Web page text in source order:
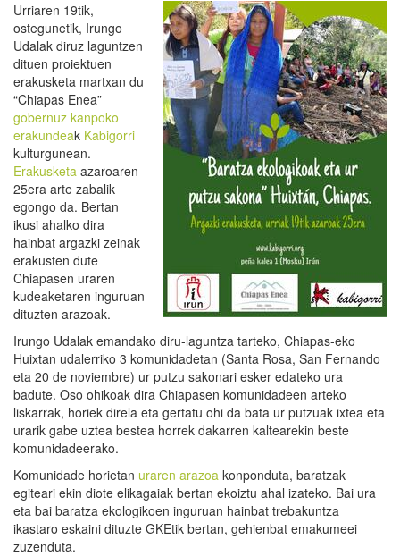
Urriaren 19tik,
ostegunetik, Irungo
Udalak diruz laguntzen
dituen proiektuen
erakusketa martxan du
“Chiapas Enea”
gobernuz kanpoko
erakundeak Kabigorri
kulturgunean.
Erakusketa azaroaren
25era arte zabalik
egongo da. Bertan
ikusi ahalko dira
hainbat argazki zeinak
erakusten dute
Chiapasen uraren
kudeaketaren inguruan
dituzten arazoak.
Irungo Udalak emandako diru-laguntza tarteko, Chiapas-eko
Huixtan udalerriko 3 komunidadetan (Santa Rosa, San Fernando
eta 20 de noviembre) ur putzu sakonari esker edateko ura
badute. Oso ohikoak dira Chiapasen komunidadeen arteko
liskarrak, horiek direla eta gertatu ohi da bata ur putzuak ixtea eta
urarik gabe uztea bestea horrek dakarren kaltearekin beste
komunidadeerako.
Komunidade horietan uraren arazoa konponduta, baratzak
egiteari ekin diote elikagaiak bertan ekoiztu ahal izateko. Bai ura
eta bai baratza ekologikoen inguruan hainbat trebakuntza
ikastaro eskaini dituzte GKEtik bertan, gehienbat emakumeei
zuzenduta.